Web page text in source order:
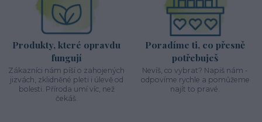
Produkty, které opravdu
fungují
Zákazníci nám píší o zahojených
jizvách, zklidněné pleti i úlevě od
bolesti. Příroda umí víc, než
čekáš.
Poradíme ti, co přesně
potřebuješ
Nevíš, co vybrat? Napiš nám -
odpovíme rychle a pomůžeme
najít to pravé.